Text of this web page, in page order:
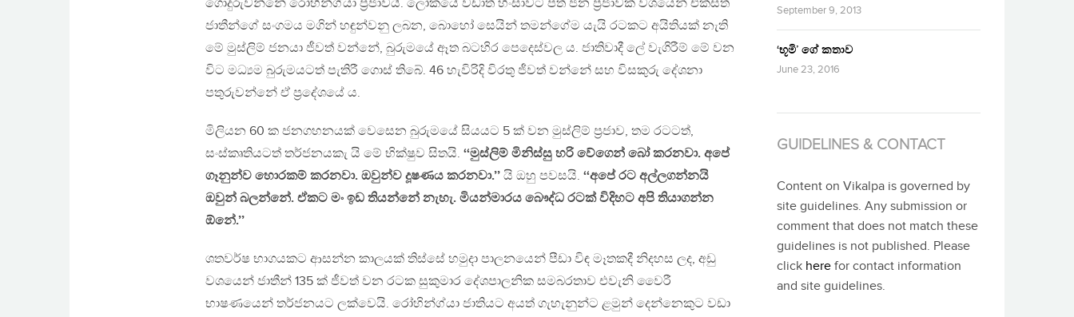
ගොදුරුවන්නේ රෝහින්ග්යා ප‍්‍රජාවයි. ලෝකයේ වඩාත් හිංසාවට පත් ජන ප‍්‍රජාවක් වශයෙන් එක්සත්
ජාතීන්ගේ සංගමය මගින් හඳුන්වනු ලබන, බොහෝ සෙයින් තමන්ගේම යැයි රටකට අයිතියක් නැති
මේ මුස්ලිම් ජනයා ජීවත් වන්නේ, බුරුමයේ ඈත බටහිර පෙදෙස්වල ය. ජාතිවාදී ලේ වැගිරීම් මේ වන
විට මධ්‍යම බුරුමයටත් පැතිරී ගොස් තිබේ. 46 හැවිරිදි විරතු ජීවත් වන්නේ සහ විසකුරු දේශනා
පතුරුවන්නේ ඒ ප‍්‍රදේශයේ ය.
මිලියන 60 ක ජනගහනයක් වෙසෙන බුරුමයේ සියයට 5 ක් වන මුස්ලිම් ප‍්‍රජාව, තම රටටත්,
සංස්කෘතියටත් තර්ජනයකැ යි මේ භික්ෂුව සිතයි. ‘‘මුස්ලිම් මිනිස්සු හරි වේගෙන් බෝ කරනවා. අපේ
ගෑනුන්ව හොරකම් කරනවා. ඔවුන්ව දූෂණය කරනවා.’’ යි ඔහු පවසයි. ‘‘අපේ රට අල්ලගන්නයි
ඔවුන් බලන්නේ. ඒකට මං ඉඩ තියන්නේ නැහැ. මියන්මාරය බෞද්ධ රටක් විදිහට අපි තියාගන්න
ඕනේ.’’
ශතවර්ෂ භාගයකට ආසන්න කාලයක් තිස්සේ හමුදා පාලනයෙන් පීඩා විඳ මෑතකදී නිදහස ලද, අඩු
වශයෙන් ජාතීන් 135 ක් ජීවත් වන රටක සුකුමාර දේශපාලනික සමබරතාව එවැනි වෛරී
භාෂණයෙන් තර්ජනයට ලක්වෙයි. රෝහින්ග්යා ජාතියට අයත් ගැහැනුන්ට ළමුන් දෙන්නෙකුට වඩා
September 9, 2013
‘භූමි’ ගේ කතාව
June 23, 2016
GUIDELINES & CONTACT
Content on Vikalpa is governed by
site guidelines. Any submission or
comment that does not match these
guidelines is not published. Please
click here for contact information
and site guidelines.